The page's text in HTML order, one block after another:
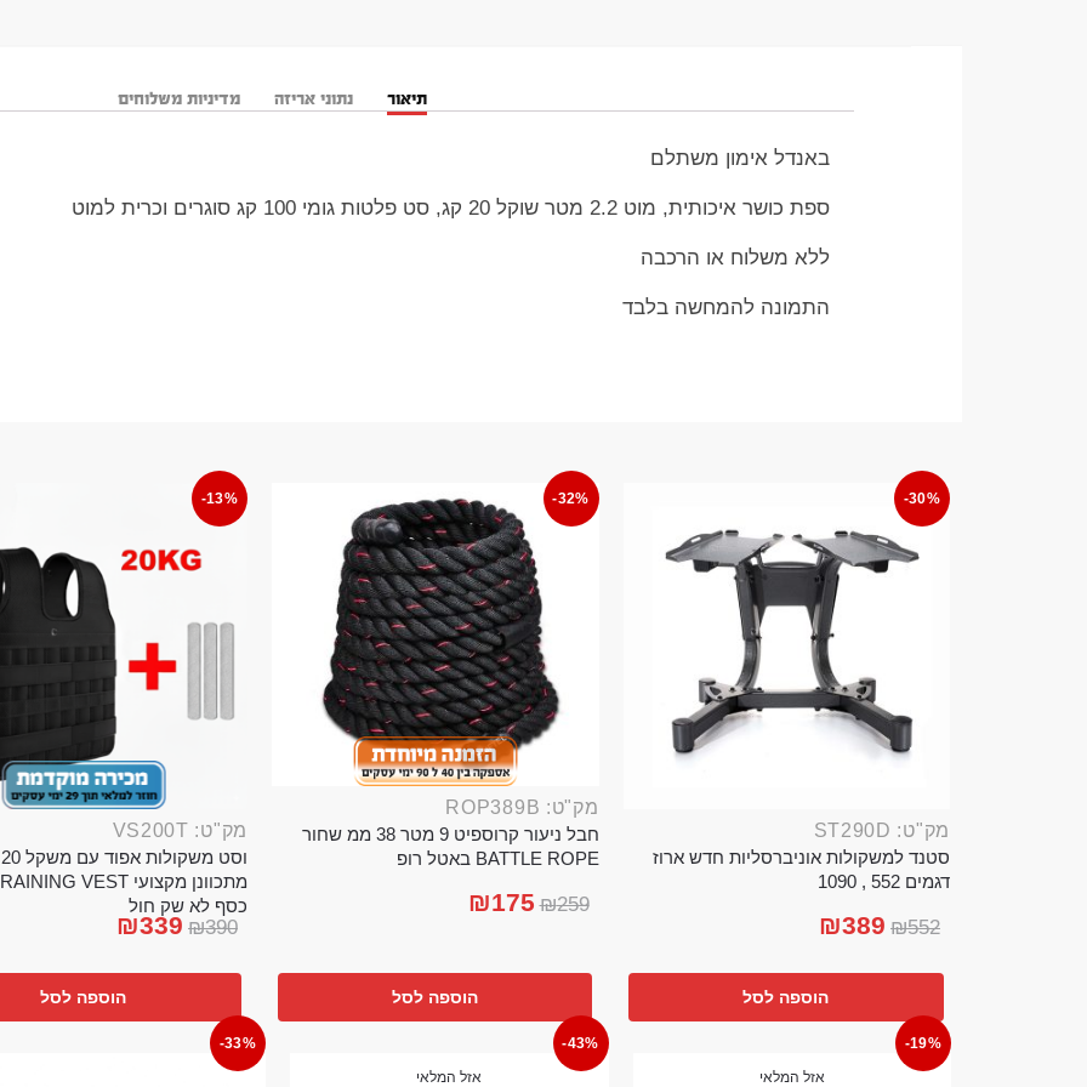
תיאור נתוני אריזה מדיניות משלוחים
באנדל אימון משתלם
ספת כושר איכותית, מוט 2.2 מטר שוקל 20 קג, סט פלטות גומי 100 קג סוגרים וכרית למוט
ללא משלוח או הרכבה
התמונה להמחשה בלבד
-30%
מק"ט: ST290D
סטנד למשקולות אוניברסליות חדש ארוז
דגמים 552 , 1090
₪552
₪389
הוספה לסל
-32%
מק"ט: ROP389B
חבל ניעור קרוספיט 9 מטר 38 ממ שחור
BATTLE ROPE באטל רופ
₪259
₪175
הוספה לסל
-13%
מק"ט: VS200T
כסף לא שק חול
₪390
₪339
הוספה לסל
-19%
אזל המלאי
-43%
אזל המלאי
-33%